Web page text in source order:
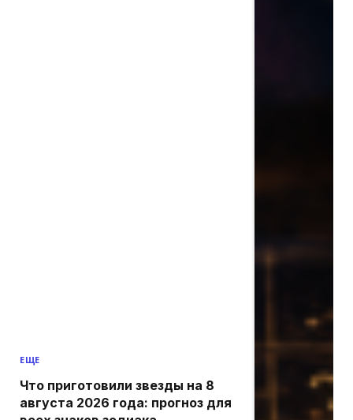
ЕЩЕ
Что приготовили звезды на 8
августа 2026 года: прогноз для